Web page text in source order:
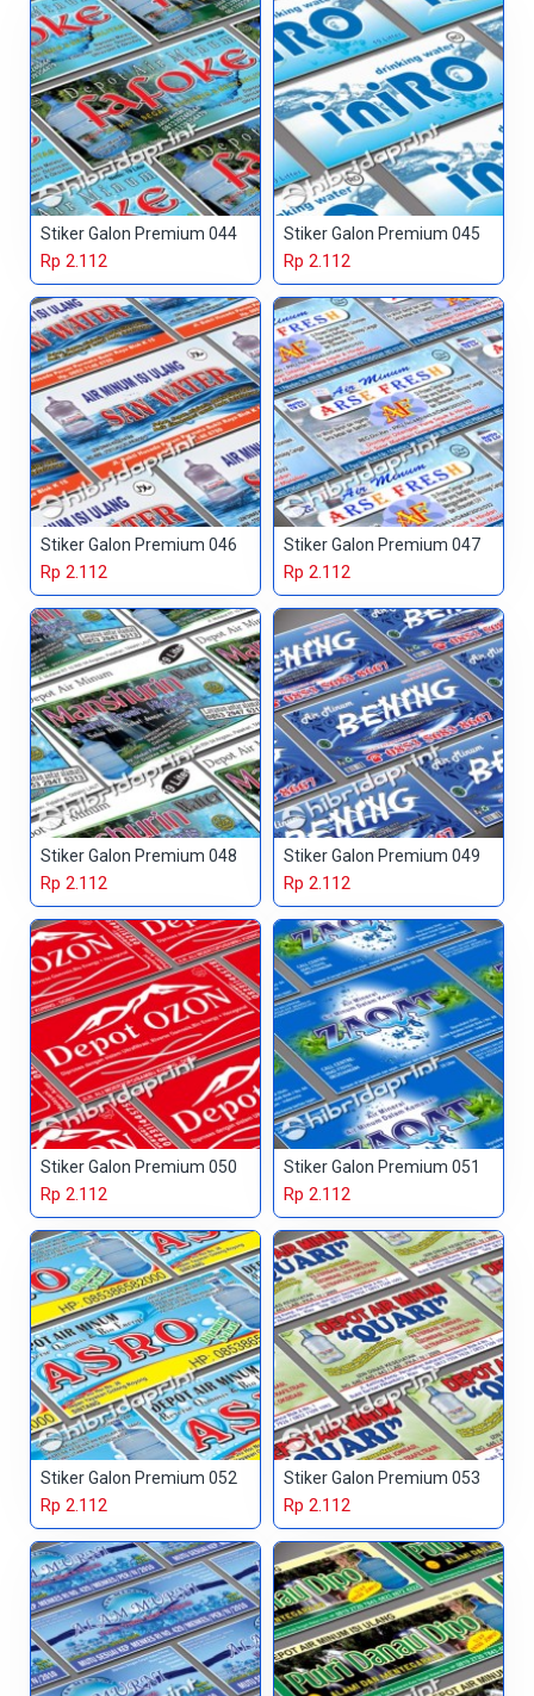
Stiker Galon Premium 044
Rp 2.112
Stiker Galon Premium 045
Rp 2.112
Stiker Galon Premium 046
Rp 2.112
Stiker Galon Premium 047
Rp 2.112
Stiker Galon Premium 048
Rp 2.112
Stiker Galon Premium 049
Rp 2.112
Stiker Galon Premium 050
Rp 2.112
Stiker Galon Premium 051
Rp 2.112
Stiker Galon Premium 052
Rp 2.112
Stiker Galon Premium 053
Rp 2.112